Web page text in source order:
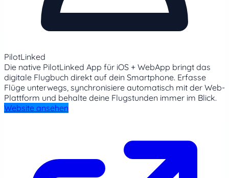
PilotLinked
Die native PilotLinked App für iOS + WebApp bringt das
digitale Flugbuch direkt auf dein Smartphone. Erfasse
Flüge unterwegs, synchronisiere automatisch mit der Web-
Plattform und behalte deine Flugstunden immer im Blick.
Website ansehen